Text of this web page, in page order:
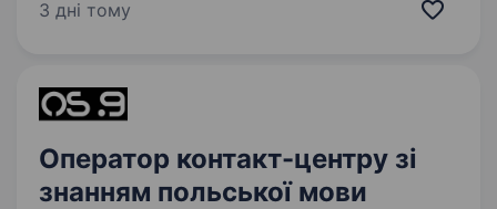
зарекомендував себе як надійний фінансовий
розвиток персоналу,…
3 дні тому
Оператор контакт-центру зі
знанням польської мови